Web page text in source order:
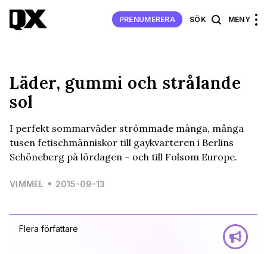
PRENUMERERA SÖK MENY
Flera författare
Läder, gummi och strålande
sol
I perfekt sommarväder strömmade många, många
tusen fetischmänniskor till gaykvarteren i Berlins
Schöneberg på lördagen – och till Folsom Europe.
VIMMEL 2015-09-13